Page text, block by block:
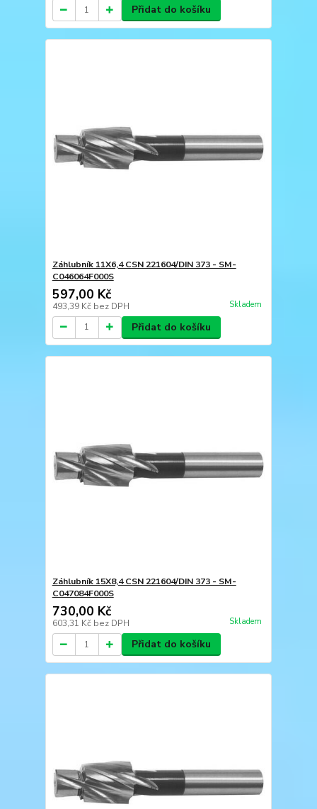
Přidat do košíku
Záhlubník 11X6,4 CSN 221604/DIN 373 - SM-
C046064F000S
597,00 Kč
493,39 Kč bez DPH Skladem
Přidat do košíku
Záhlubník 15X8,4 CSN 221604/DIN 373 - SM-
C047084F000S
730,00 Kč
603,31 Kč bez DPH Skladem
Přidat do košíku